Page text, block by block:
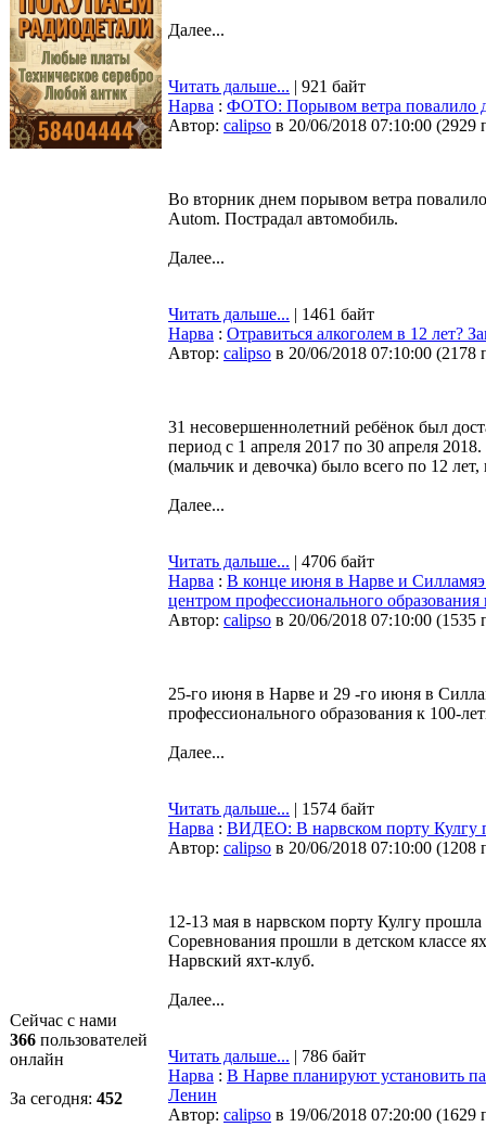
Сейчас с нами
366 пользователей
онлайн
За сегодня: 452
Далее...
Читать дальше... | 921 байт
Нарва : ФОТО: Порывом ветра повалило
Автор: calipso в 20/06/2018 07:10:00 (2929
Во вторник днем порывом ветра
Autom. Пострадал автомобиль.
Далее...
Читать дальше... | 1461 байт
Нарва : Отравиться алкоголем в 12 лет?
Автор: calipso в 20/06/2018 07:10:00 (2178
31 несовершеннолетний ребёнок был
период с 1 апреля 2017 по 30 апреля
(мальчик и девочка) было всего по 12
Далее...
Читать дальше... | 4706 байт
Нарва : В конце июня в Нарве и
центром профессионального
Автор: calipso в 20/06/2018 07:10:00 (1535
25-го июня в Нарве и 29 -го июня в
профессионального образования к 100-
Далее...
Читать дальше... | 1574 байт
Нарва : ВИДЕО: В нарвском порту Кулгу
Автор: calipso в 20/06/2018 07:10:00 (1208
12-13 мая в нарвском порту Кулгу прошла
Соревнования прошли в детском классе
Нарвский яхт-клуб.
Далее...
Читать дальше... | 786 байт
Нарва : В Нарве планируют установить
Ленин
Автор: calipso в 19/06/2018 07:20:00 (1629